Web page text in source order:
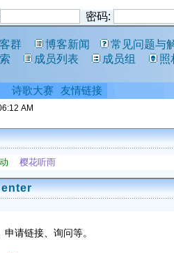
密码:
群 博客新闻
常见问题与
成员列表 成员组 照
樱花听雨
请链接、询问等。
诗歌大赛 友情链接